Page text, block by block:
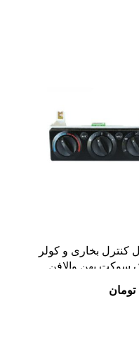
کنترل بخاری و کولر
پهن والافن
تومان